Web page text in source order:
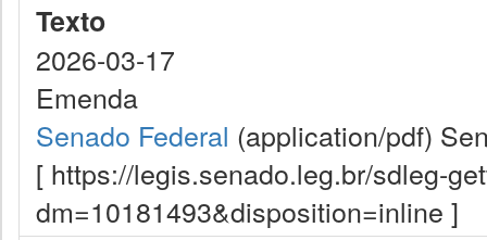
Texto
2026-03-17
Emenda
Senado Federal (application/pdf)
[ https://legis.senado.leg.br/sdleg-
dm=10181493&disposition=inline ]